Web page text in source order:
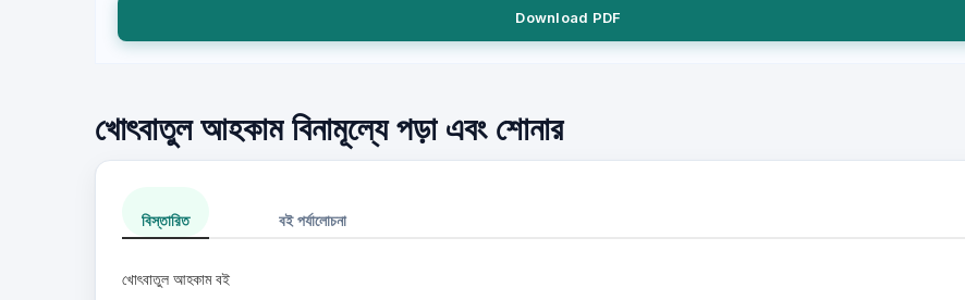
Download PDF
খোৎবাতুল আহকাম বিনামূল্যে পড়া এবং শোনার
বিস্তারিত বই পর্যালোচনা
খোৎবাতুল আহকাম বই